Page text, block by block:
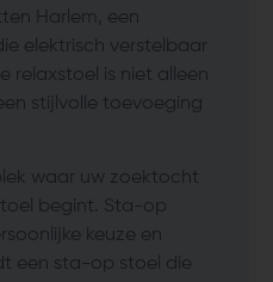
Harlem, een
elektrisch verstelbaar
relaxstoel is niet alleen
stijlvolle toevoeging
waar uw zoektocht
begint. Sta-op
keuze en
een sta-op stoel die